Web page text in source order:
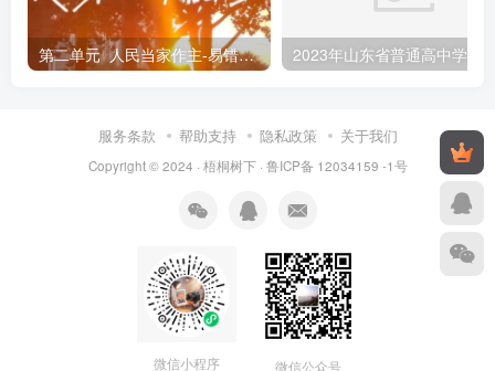
第二单元 人民当家作主-易错易混
服务条款 帮助支持 隐私政策 关于我们
Copyright © 2024 · 梧桐树下· 鲁ICP备 12034159 -1号
微信小程序 微信公众号